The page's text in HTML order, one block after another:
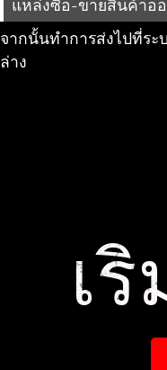
แหล่งซื้อ-ขายสินค้าอ
จากนั้นทำการส่งไปที่ระ
ล่าง
เ